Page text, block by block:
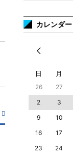
カレンダー
日 月
26 27
2
3
9
10
16
17
23
24